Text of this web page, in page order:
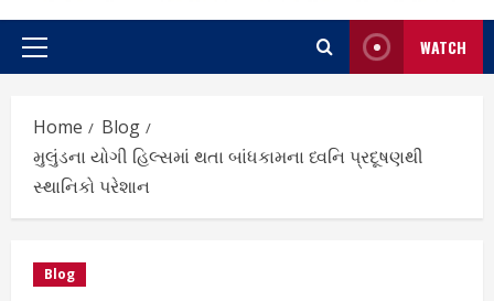
Primary
WATCH
Home
Blog
મુલુંડના યોગી હિલ્સમાં થતા બાંધકામના ધ્વનિ પ્રદૂષણથી
સ્થાનિકો પરેશાન
Blog